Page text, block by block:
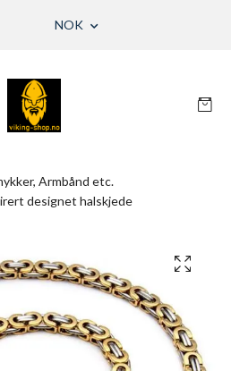
NOK
Armbånd etc.
designet halskjede